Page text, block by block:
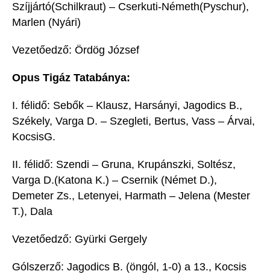
Szíjjártó(Schilkraut) – Cserkuti-Németh(Pyschur),
Marlen (Nyári)
Vezetőedző: Ördög József
Opus Tigáz Tatabánya:
I. félidő: Sebők – Klausz, Harsányi, Jagodics B.,
Székely, Varga D. – Szegleti, Bertus, Vass – Árvai,
KocsisG.
II. félidő: Szendi – Gruna, Krupánszki, Soltész,
Varga D.(Katona K.) – Csernik (Német D.),
Demeter Zs., Letenyei, Harmath – Jelena (Mester
T.), Dala
Vezetőedző: Gyürki Gergely
Gólszerző: Jagodics B. (öngól, 1-0) a 13., Kocsis